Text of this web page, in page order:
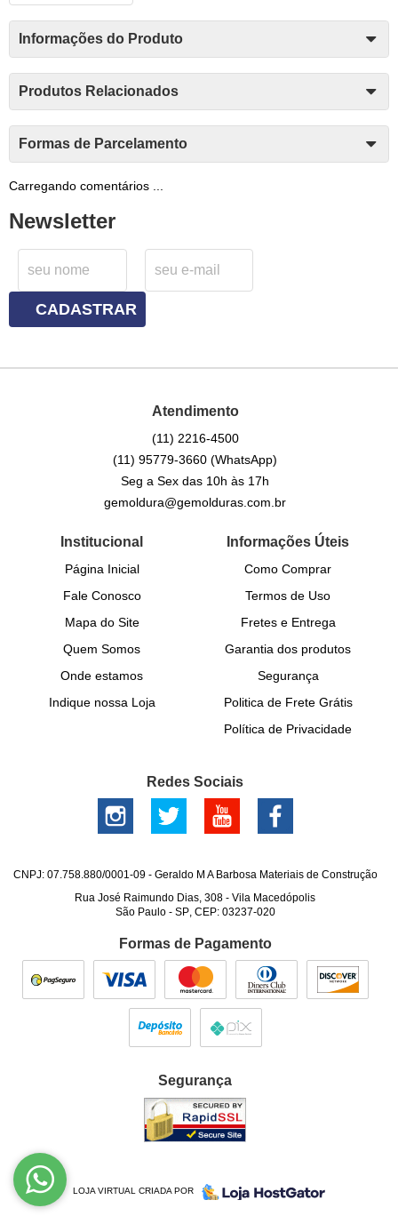
Informações do Produto
Produtos Relacionados
Formas de Parcelamento
Carregando comentários ...
Newsletter
CADASTRAR
Atendimento
(11) 2216-4500
(11) 95779-3660(WhatsApp)
Seg a Sex das 10h às 17h
gemoldura@gemolduras.com.br
Institucional
Página Inicial
Fale Conosco
Mapa do Site
Quem Somos
Onde estamos
Indique nossa Loja
Informações Úteis
Como Comprar
Termos de Uso
Fretes e Entrega
Garantia dos produtos
Segurança
Politica de Frete Grátis
Política de Privacidade
Redes Sociais
CNPJ: 07.758.880/0001-09 - Geraldo M A Barbosa Materiais de Construção
Rua José Raimundo Dias, 308 -Vila Macedópolis
São Paulo- SP, CEP: 03237-020
Formas de Pagamento
Segurança
LOJA VIRTUAL CRIADA POR